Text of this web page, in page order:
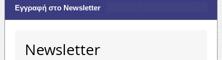
Εγγραφή στο Newsletter
Newsletter